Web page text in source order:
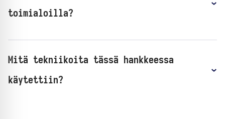
toimialoilla?
Mitä tekniikoita tässä hankkeessa
käytettiin?